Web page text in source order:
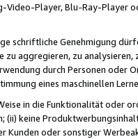
Player, Blu-Ray-Player
schriftliche Genehmigung
aggregieren, zu
durch Personen
eines maschinellen
in die Funktionalität oder
(ii) keine
oder sonstiger